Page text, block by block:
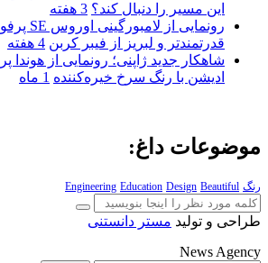
این مسیر را دنبال کند؟ 3 هفته
قدرتمندتر و لبریز از فیبر کربن 4 هفته
ادیشن با رنگ سرخ خیره‌کننده 1 ماه
موضوعات داغ:
رنگ Engineering Education Design Beautiful
طراحی و تولید مستر دانستنی
News Agency